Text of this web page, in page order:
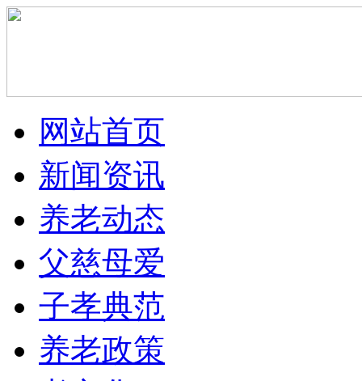
网站首页
新闻资讯
养老动态
父慈母爱
子孝典范
养老政策